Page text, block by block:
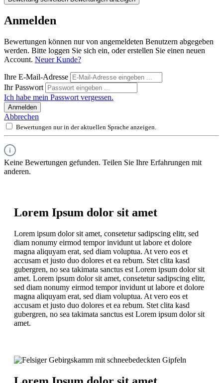
Anmelden
Bewertungen können nur von angemeldeten Benutzern abgegeben
werden. Bitte loggen Sie sich ein, oder erstellen Sie einen neuen
Account. Neuer Kunde?
Ihre E-Mail-Adresse
Ihr Passwort
Ich habe mein Passwort vergessen.
Anmelden
Abbrechen
Bewertungen nur in der aktuellen Sprache anzeigen.
Keine Bewertungen gefunden. Teilen Sie Ihre Erfahrungen mit
anderen.
Lorem Ipsum dolor sit amet
Lorem ipsum dolor sit amet, consetetur sadipscing elitr, sed
diam nonumy eirmod tempor invidunt ut labore et dolore
magna aliquyam erat, sed diam voluptua. At vero eos et
accusam et justo duo dolores et ea rebum. Stet clita kasd
gubergren, no sea takimata sanctus est Lorem ipsum dolor sit
amet. Lorem ipsum dolor sit amet, consetetur sadipscing elitr,
sed diam nonumy eirmod tempor invidunt ut labore et dolore
magna aliquyam erat, sed diam voluptua. At vero eos et
accusam et justo duo dolores et ea rebum. Stet clita kasd
gubergren, no sea takimata sanctus est Lorem ipsum dolor sit
amet.